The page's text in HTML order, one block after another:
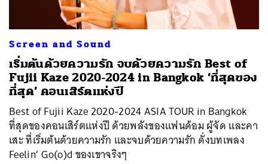
Screen and Sound
เริ่มต้นด้วยความรัก จบด้วยความรัก Best of
Fujii Kaze 2020-2024 in Bangkok ‘ที่สุดของ
ที่สุด’ คอนเสิร์ตแห่งปี
Best of Fujii Kaze 2020-2024 ASIA TOUR in Bangkok
ที่สุดของคอนเสิร์ตแห่งปี ด้วยพลังของแฟนด้อม ผู้จัด และคา
เสะ ที่เริ่มต้นด้วยความรัก และจบด้วยความรัก ดั่งบทเพลง
Feelin’ Go(o)d ของเขาจริงๆ
SHARE TWEET